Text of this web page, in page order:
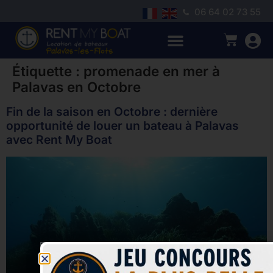
06 64 02 73 55
Étiquette : promenade en mer à
Palavas en Octobre
Fin de la saison en Octobre : dernière
opportunité de louer un bateau à Palavas
avec Rent My Boat